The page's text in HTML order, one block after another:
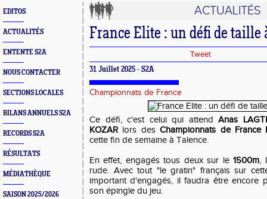
EDITOS
ACTUALITÉS
ENTENTE S2A
NOUS CONTACTER
SECTIONS LOCALES
BILANS ANNUELS S2A
RECORDS S2A
RÉSULTATS
MÉDIATHÈQUE
SAISON 2025/2026
ACTUALITÉS
France Elite : un défi de taille
Tweet
31 Juillet 2025 - S2A
Championnats de France
Ce défi, c'est celui qui attendAnas
KOZAR lors desChampionnats de France
cette fin de semaine à Talence.
En effet, engagés tous deux sur le1500m,
rude. Avec tout "le gratin" français sur
important d'engagés, il faudra être encore
son épingle du jeu.